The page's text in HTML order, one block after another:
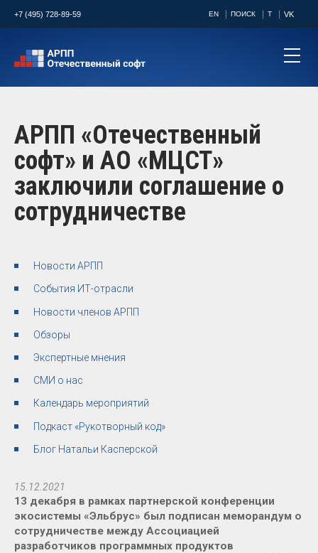
+7 (495) 728-89-59 EN ПОИСК T VK
АРПП «Отечественный
софт» и АО «МЦСТ»
заключили соглашение о
сотрудничестве
Новости АРПП
События ИТ-отрасли
Новости членов АРПП
Обзоры
Экспертные мнения
СМИ о нас
Календарь мероприятий
Подкаст «Рукотворный код»
Блог Натальи Касперской
15.12.2021
13 декабря в рамках партнерской конференции
экосистемы «Эльбрус» был подписан меморандум о
сотрудничестве между Ассоциацией
разработчиков программных продуктов